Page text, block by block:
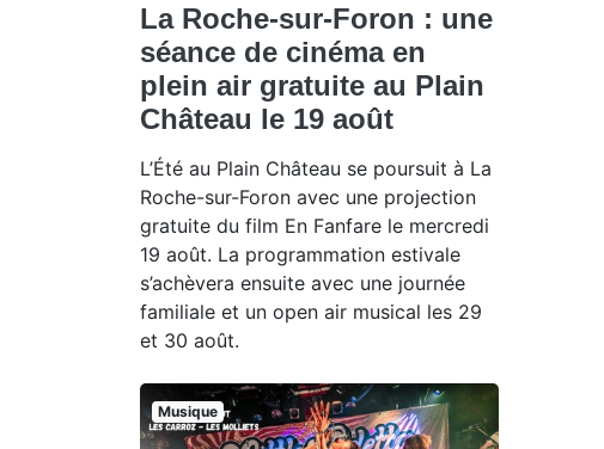
La Roche-sur-Foron : une
séance de cinéma en
plein air gratuite au Plain
Château le 19 août
L’Été au Plain Château se poursuit à La
Roche-sur-Foron avec une projection
gratuite du film En Fanfare le mercredi
19 août. La programmation estivale
s’achèvera ensuite avec une journée
familiale et un open air musical les 29
et 30 août.
Musique